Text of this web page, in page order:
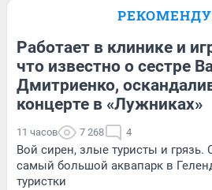
Работает в клинике и
что известно о сестре
Дмитриенко,
концерте в «Лужниках»
11 часов 7 268 4
Вой сирен, злые туристы и грязь.
самый большой аквапарк в
туристки